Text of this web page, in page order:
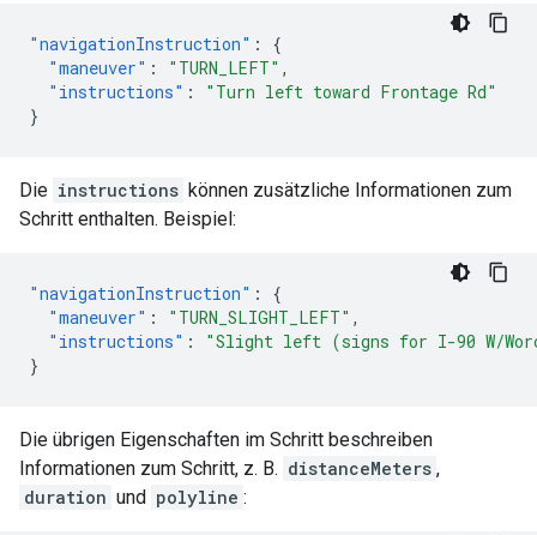
"navigationInstruction" :
{
"maneuver" : "TURN_LEFT" ,
"instructions" :
"Turn left toward Frontage Rd"
}
Die instructions können zusätzliche Informationen zum
Schritt enthalten. Beispiel:
"navigationInstruction" :
{
"maneuver" : "TURN_SLIGHT_LEFT" ,
"instructions" :
"Slight left (signs for I-90 W/
}
Die übrigen Eigenschaften im Schritt beschreiben
Informationen zum Schritt, z. B. distanceMeters ,
duration und polyline :